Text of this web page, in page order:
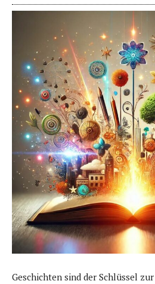
Geschichten sind der Schlüssel